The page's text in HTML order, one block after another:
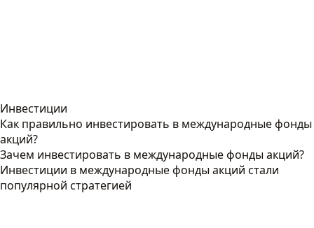
Инвестиции
Как правильно инвестировать в международные фонды
акций?
Зачем инвестировать в международные фонды акций?
Инвестиции в международные фонды акций стали
популярной стратегией